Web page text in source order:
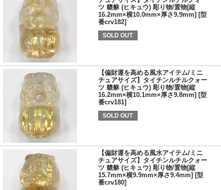
ツ 貔貅 (ヒキュウ) 彫り物/置物[縦
16.2mm×横10.0mm×厚さ9.9mm] [型
番crv182]
SOLD OUT
【偏財運を高める風水アイテム/ミニ
チュアサイズ】タイチンルチルクォー
ツ 貔貅 (ヒキュウ) 彫り物/置物[縦
16.2mm×横10.1mm×厚さ9.8mm] [型
番crv181]
SOLD OUT
【偏財運を高める風水アイテム/ミニ
チュアサイズ】タイチンルチルクォー
ツ 貔貅 (ヒキュウ) 彫り物/置物[縦
15.7mm×横9.9mm×厚さ9.4mm] [型
番crv180]